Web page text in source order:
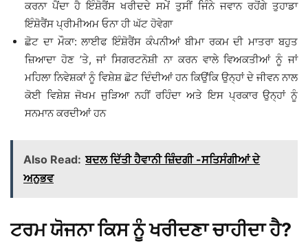
ਕਰਨਾ ਪੈਂਦਾ ਹੈ ਇੰਸ਼ੋਰੈਂਸ ਖਰੀਦਦੇ ਸਮੇਂ ਤੁਸੀਂ ਜਿੰਨੇ ਜਵਾਨ ਰਹੋਂਗੇ ਤੁਹਾਡਾ
ਇੰਸ਼ੋਰੈਂਸ ਪ੍ਰੀਮੀਅਮ ਓਨਾ ਹੀ ਘੱਟ ਹੋਵੇਗਾ
ਛੋਟ ਦਾ ਮੌਕਾ: ਲਾਈਫ ਇੰਸ਼ੋਰੈਂਸ ਕੰਪਨੀਆਂ ਬੀਮਾ ਰਕਮ ਦੀ ਮਾਤਰਾ ਬਹੁਤ
ਜ਼ਿਆਦਾ ਹੋਣ ’ਤੇ, ਜਾਂ ਸਿਗਰਟਨੋਸ਼ੀ ਨਾ ਕਰਨ ਵਾਲੇ ਵਿਅਕਤੀਆਂ ਨੂੰ ਜਾਂ
ਮਹਿਲਾ ਨਿਵੇਸ਼ਕਾਂ ਨੂੰ ਵਿਸ਼ੇਸ਼ ਛੋਟ ਦਿੰਦੀਆਂ ਹਨ ਕਿਉਂਕਿ ਉਨ੍ਹਾਂ ਦੇ ਜੀਵਨ ਨਾਲ
ਕੋਈ ਵਿਸ਼ੇਸ਼ ਜੋਖਮ ਜੁੜਿਆ ਨਹੀਂ ਰਹਿੰਦਾ ਅਤੇ ਇਸ ਪ੍ਰਕਾਰ ਉਨ੍ਹਾਂ ਨੂੰ
ਸਨਮਾਨ ਕਰਦੀਆਂ ਹਨ
Also Read: ਬਦਲ ਦਿੱਤੀ ਹੈਵਾਨੀ ਜ਼ਿੰਦਗੀ -ਸਤਿਸੰਗੀਆਂ ਦੇ
ਅਨੁਭਵ
ਟਰਮ ਯੋਜਨਾ ਕਿਸ ਨੂੰ ਖਰੀਦਣਾ ਚਾਹੀਦਾ ਹੈ?